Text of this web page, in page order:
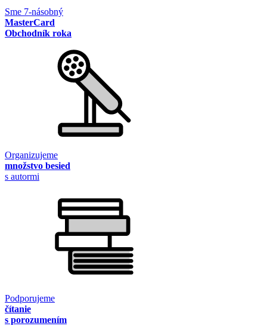
Sme 7-násobný
MasterCard
Obchodník roka
Organizujeme
množstvo besied
s autormi
Podporujeme
čítanie
s porozumením